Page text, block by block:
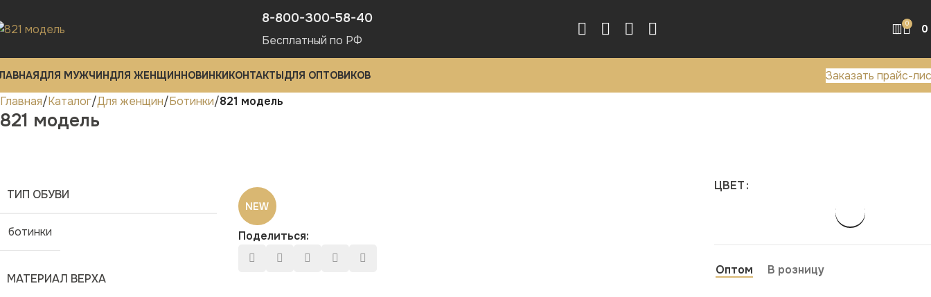
8-800-300-58-40
Бесплатный по РФ
0 0
ДЛЯ МУЖЧИНДЛЯ ЖЕНЩИННОВИНКИКОНТАКТЫДЛЯ ОПТОВИКОВ
Заказать прайс-
Главная Каталог Для женщин Ботинки 821 модель
821 модель
ТИП ОБУВИ
ботинки
МАТЕРИАЛ ВЕРХА
NEW
Поделиться:
ЦВЕТ
Оптом В розницу